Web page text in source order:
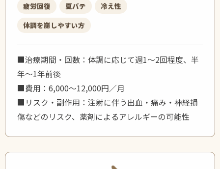
疲労回復 夏バテ
冷え性
体調を崩しやすい方
■治療期間・回数：体調に応じて週1〜2回程度、半
年〜1年前後
■費用：6,000〜12,000円／月
■リスク・副作用：注射に伴う出血・痛み・神経損
傷などのリスク、薬剤によるアレルギーの可能性